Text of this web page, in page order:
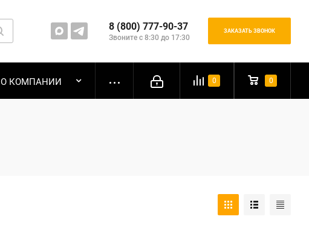
8 (800) 777-90-37
Звоните с 8:30 до 17:30
ЗАКАЗАТЬ ЗВОНОК
0 0
О КОМПАНИИ